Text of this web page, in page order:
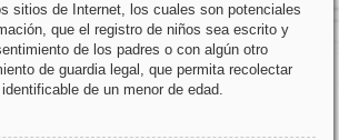
sitios de Internet, los cuales son potenciales
que el registro de niños sea escrito y
de los padres o con algún otro
de guardia legal, que permita recolectar
de un menor de edad.